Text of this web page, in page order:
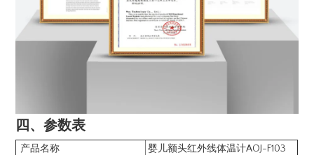
四、参数表
产品名称 婴儿额头红外线体温计AOJ-F103